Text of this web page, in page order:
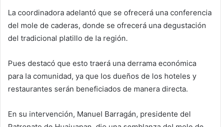
La coordinadora adelantó que se ofrecerá una conferencia
del mole de caderas, donde se ofrecerá una degustación
del tradicional platillo de la región.
Pues destacó que esto traerá una derrama económica
para la comunidad, ya que los dueños de los hoteles y
restaurantes serán beneficiados de manera directa.
En su intervención, Manuel Barragán, presidente del